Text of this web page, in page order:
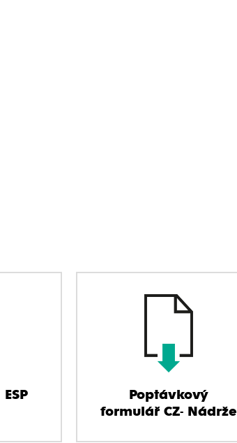
Poptávkový
formulář CZ- Nádrže